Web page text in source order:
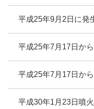
平成25年9月2日に発
平成25年7月17日か
平成25年7月17日か
平成30年1月23日噴